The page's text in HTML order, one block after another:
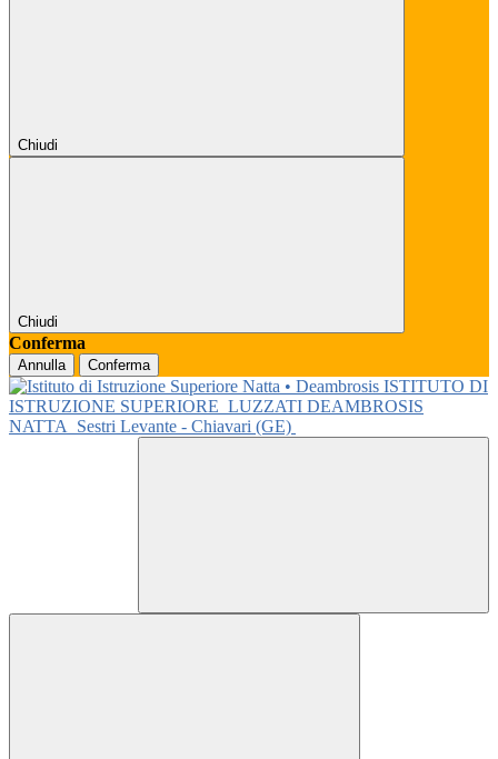
Chiudi
Chiudi
Conferma
Annulla Conferma
ISTITUTO DI
ISTRUZIONE SUPERIORE LUZZATI DEAMBROSIS
NATTA
Sestri Levante - Chiavari (GE)